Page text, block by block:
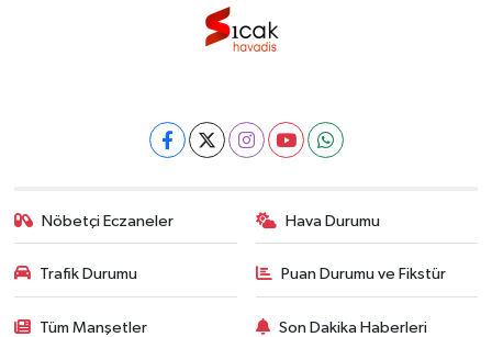
Nöbetçi Eczaneler Hava Durumu
Trafik Durumu Puan Durumu ve Fikstür
Tüm Manşetler Son Dakika Haberleri